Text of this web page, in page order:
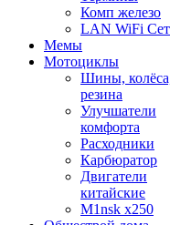
Комп железо
LAN WiFi
Мемы
Мотоциклы
Шины,
резина
Улучшатели
комфорта
Расходники
Карбюратор
Двигатели
китайские
M1nsk x250